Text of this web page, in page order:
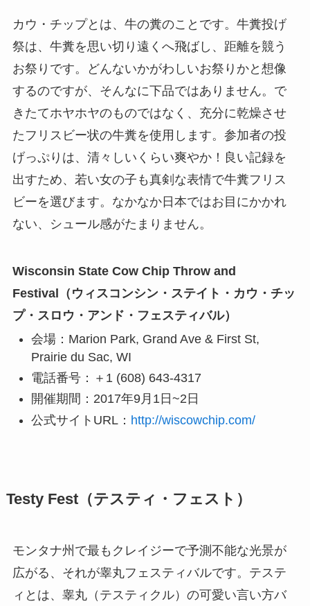
カウ・チップとは、牛の糞のことです。牛糞投げ
祭は、牛糞を思い切り遠くへ飛ばし、距離を競う
お祭りです。どんないかがわしいお祭りかと想像
するのですが、そんなに下品ではありません。で
きたてホヤホヤのものではなく、充分に乾燥させ
たフリスビー状の牛糞を使用します。参加者の投
げっぷりは、清々しいくらい爽やか！良い記録を
出すため、若い女の子も真剣な表情で牛糞フリス
ビーを選びます。なかなか日本ではお目にかかれ
ない、シュール感がたまりません。
Wisconsin State Cow Chip Throw and
Festival（ウィスコンシン・ステイト・カウ・チッ
プ・スロウ・アンド・フェスティバル）
会場：Marion Park, Grand Ave & First St,
Prairie du Sac, WI
電話番号：＋1 (608) 643-4317
開催期間：2017年9月1日~2日
公式サイトURL： http://wiscowchip.com/
Testy Fest（テスティ・フェスト）
モンタナ州で最もクレイジーで予測不能な光景が
広がる、それが睾丸フェスティバルです。テステ
ィとは、睾丸（テスティクル）の可愛い言い方バ